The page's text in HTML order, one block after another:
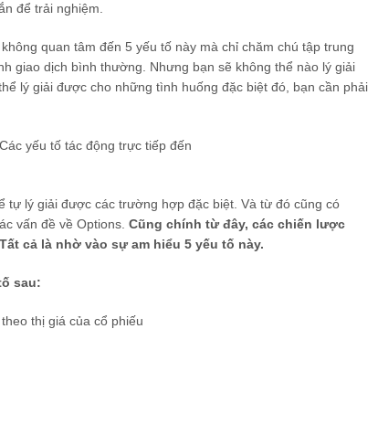
để trải nghiệm.
quan tâm đến 5 yếu tố này mà chỉ chăm chú tập trung
giao dịch bình thường. Nhưng bạn sẽ không thể nào lý giải
lý giải được cho những tình huống đặc biệt đó, bạn cần phải
tự lý giải được các trường hợp đặc biệt. Và từ đó cũng có
vấn đề về Options. Cũng chính từ đây, các chiến lược
cả là nhờ vào sự am hiểu 5 yếu tố này.
sau:
thị giá của cổ phiếu